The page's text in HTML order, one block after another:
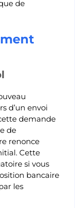
de
d’un envoi
demande
de
renonce
Cette
si vous
bancaire
les